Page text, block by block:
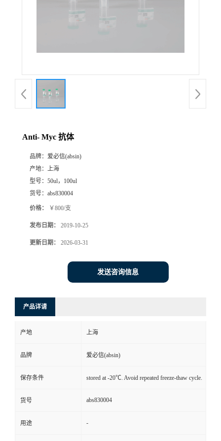
Anti- Myc 抗体
品牌： 爱必信(absin)
产地： 上海
型号： 50ul，100ul
货号： abs830004
价格： ￥800/支
发布日期： 2019-10-25
更新日期： 2026-03-31
发送咨询信息
产品详请
产地 上海
品牌 爱必信(absin)
保存条件 stored at -20℃. Avoid repeated freeze-thaw cycle.
货号 abs830004
用途 -